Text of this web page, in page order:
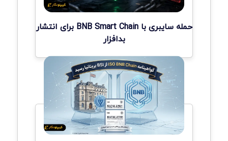
حمله سایبری با BNB Smart Chain برای انتشار
بدافزار